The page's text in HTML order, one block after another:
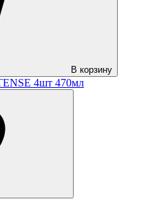
В корзину